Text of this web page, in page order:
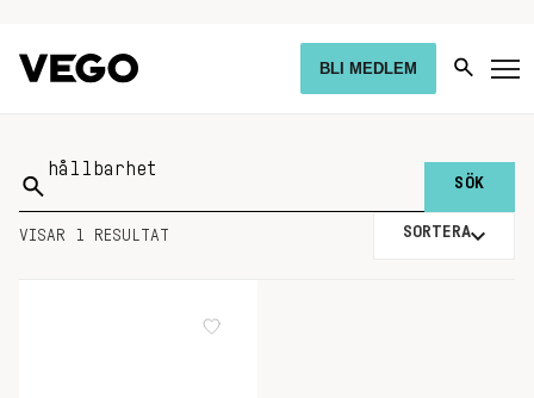
BLI MEDLEM
Sök
på:
VISAR 1 RESULTAT SORTERA